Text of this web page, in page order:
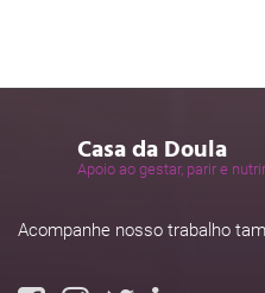
Casa da Doula
Apoio ao gestar, parir e nutrir
Acompanhe nosso trabalho